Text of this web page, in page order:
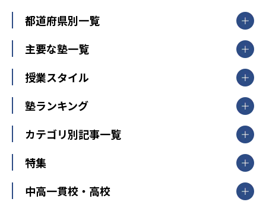
都道府県別一覧
北海道・東北
山形県
福島県
関東
東京都
神奈川県
茨城県
栃木県
群馬県
新潟県
中部
愛知県
静岡県
長野県
主要な塾一覧
【掲載塾一覧を見る】
東京個別指導学院
明光義塾
個別教室のトライ
武田塾
授業スタイル
個別指導
オンライン指導
塾ランキング
中学受験ランキング
カテゴリ別記事一覧
中学受験
大学受験
特集
開成番長直伝！子どもの受験を成功させる方法
中高一貫校・高校